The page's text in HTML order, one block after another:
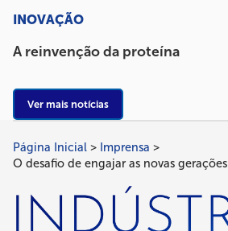
INOVAÇÃO
A reinvenção da proteína
Ver mais notícias
Trilha
navegação
Página Inicial
Imprensa
O desafio de engajar as novas gerações